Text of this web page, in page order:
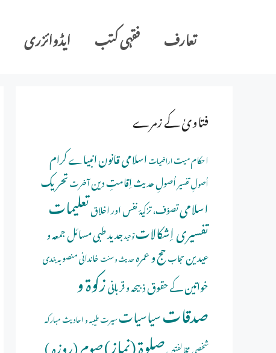
تعارف فقہی کتب ایڈوائزری
فتاویٰ کے زمرے
احکام میتاراضیاتاسلامی قانونانبیاے کرام
اُصولِ تفسیراُصولِ حدیثاِقامتِ دینآخرتتحریک
اسلامیتصوّف، تزکیۂ نفس اور اخلاقتعلیمات
تفسیری اِشکالاتتوحیدجدید طبی مسائلجمعہ و
عیدینحجابحج و عمرہحدیث و سنتخاندانی منصوبہ بندی
خواتین کے حقوقذبیحہ و قربانیزکوۃ و
صدقاتسیاسیاتسیرت طیبہ و احادیث مبارکہ
شخصی مخالفتیںصلوة (نماز)صوم (روزہ )